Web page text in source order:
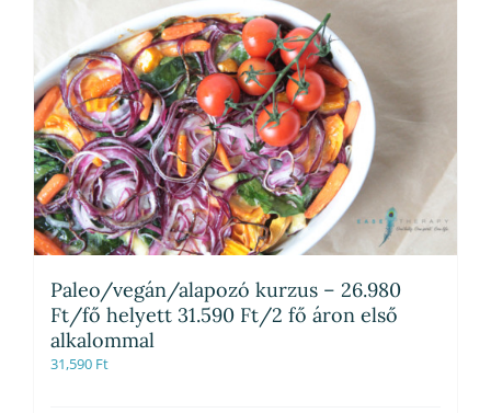
Paleo/vegán/alapozó kurzus – 26.980
Ft/fő helyett 31.590 Ft/2 fő áron első
alkalommal
31,590 Ft